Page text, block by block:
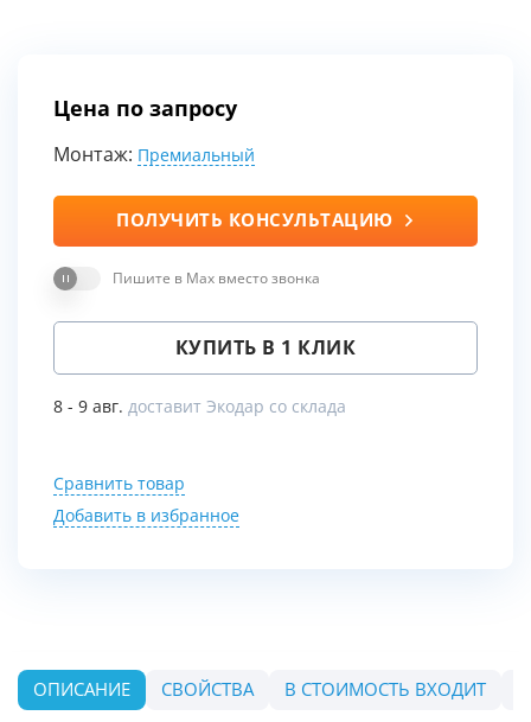
Цена по запросу
Монтаж: Премиальный
ПОЛУЧИТЬ КОНСУЛЬТАЦИЮ
Пишите в Max вместо звонка
КУПИТЬ В 1 КЛИК
8 - 9 авг. доставит Экодар со склада
Сравнить товар
Добавить в избранное
ОПИСАНИЕ СВОЙСТВА В СТОИМОСТЬ ВХОДИТ